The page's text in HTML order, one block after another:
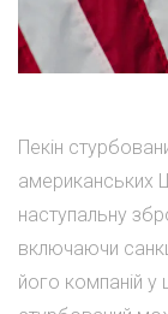
Пекін
американських
наступальну
включаючи
його компаній у